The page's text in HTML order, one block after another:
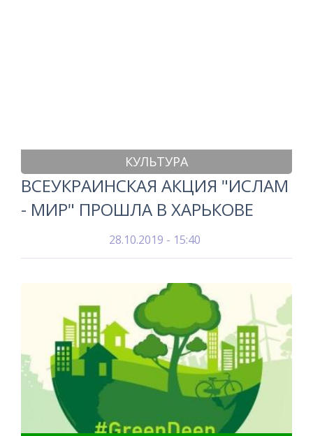
КУЛЬТУРА
ВСЕУКРАИНСКАЯ АКЦИЯ "ИСЛАМ
- МИР" ПРОШЛА В ХАРЬКОВЕ
28.10.2019 - 15:40